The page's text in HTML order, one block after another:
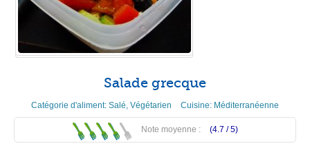
Salade grecque
Catégorie d'aliment: Salé Végétarien Cuisine: Méditerranéenne
Note moyenne : (4.7 /5)